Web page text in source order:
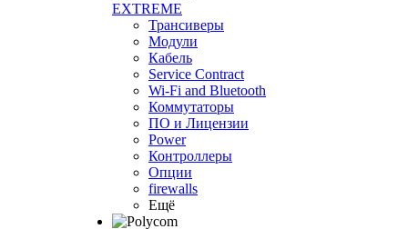
EXTREME
Трансиверы
Модули
Кабель
Service Contract
Wi-Fi and Bluetooth
Коммутаторы
ПО и Лицензии
Power
Контроллеры
Опции
firewalls
Ещё